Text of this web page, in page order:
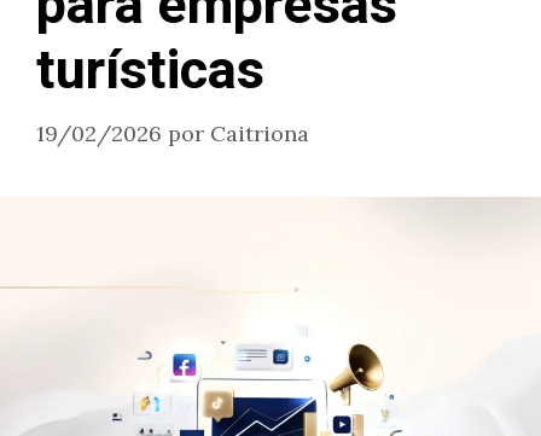
turísticas
19/02/2026 por Caitriona